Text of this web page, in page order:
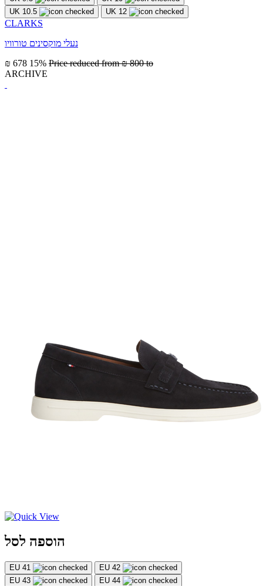
UK 10.5
UK 12
CLARKS
נעלי מוקסינים טורוויו
₪ 678 15% Price reduced from₪ 800 to
ARCHIVE
הוספה לסל
EU 41
EU 42
EU 43
EU 44